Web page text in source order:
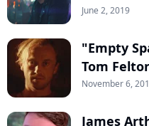
June 2, 2019
"Empty
Tom
November 6,
James